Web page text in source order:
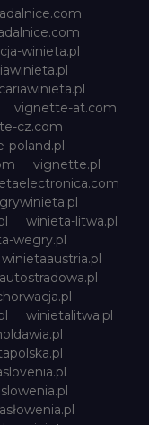
winieta.pl
vignette-at.com
cz.com
poland.pl
vignette.pl
winieta-litwa.pl
wegry.pl
winietaaustria.pl
winietalitwa.pl